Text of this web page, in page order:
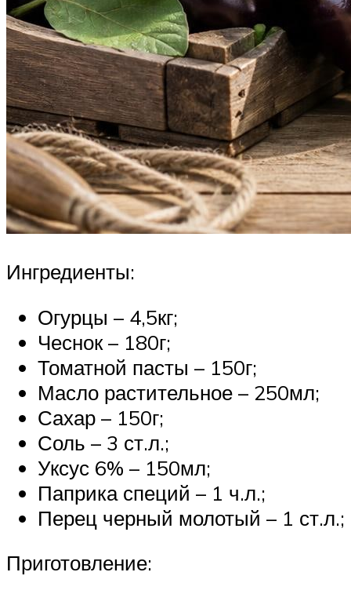
Ингредиенты:
Огурцы – 4,5кг;
Чеснок – 180г;
Томатной пасты – 150г;
Масло растительное – 250мл;
Сахар – 150г;
Соль – 3 ст.л.;
Уксус 6% – 150мл;
Паприка специй – 1 ч.л.;
Перец черный молотый – 1 ст.л.;
Приготовление: